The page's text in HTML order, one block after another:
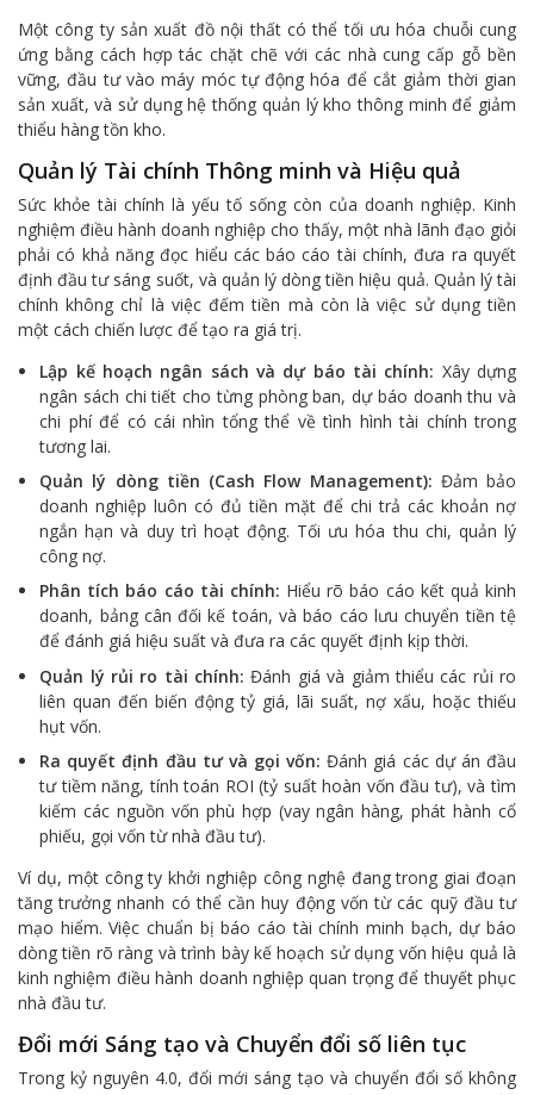
Một công ty sản xuất đồ nội thất có thể tối ưu hóa chuỗi cung
ứng bằng cách hợp tác chặt chẽ với các nhà cung cấp gỗ bền
vững, đầu tư vào máy móc tự động hóa để cắt giảm thời gian
sản xuất, và sử dụng hệ thống quản lý kho thông minh để giảm
thiểu hàng tồn kho.
Quản lý Tài chính Thông minh và Hiệu quả
Sức khỏe tài chính là yếu tố sống còn của doanh nghiệp. Kinh
nghiệm điều hành doanh nghiệp cho thấy, một nhà lãnh đạo giỏi
phải có khả năng đọc hiểu các báo cáo tài chính, đưa ra quyết
định đầu tư sáng suốt, và quản lý dòng tiền hiệu quả. Quản lý tài
chính không chỉ là việc đếm tiền mà còn là việc sử dụng tiền
một cách chiến lược để tạo ra giá trị.
Lập kế hoạch ngân sách và dự báo tài chính: Xây dựng
ngân sách chi tiết cho từng phòng ban, dự báo doanh thu và
chi phí để có cái nhìn tổng thể về tình hình tài chính trong
tương lai.
Quản lý dòng tiền (Cash Flow Management): Đảm bảo
doanh nghiệp luôn có đủ tiền mặt để chi trả các khoản nợ
ngắn hạn và duy trì hoạt động. Tối ưu hóa thu chi, quản lý
công nợ.
Phân tích báo cáo tài chính: Hiểu rõ báo cáo kết quả kinh
doanh, bảng cân đối kế toán, và báo cáo lưu chuyển tiền tệ
để đánh giá hiệu suất và đưa ra các quyết định kịp thời.
Quản lý rủi ro tài chính: Đánh giá và giảm thiểu các rủi ro
liên quan đến biến động tỷ giá, lãi suất, nợ xấu, hoặc thiếu
hụt vốn.
Ra quyết định đầu tư và gọi vốn: Đánh giá các dự án đầu
tư tiềm năng, tính toán ROI (tỷ suất hoàn vốn đầu tư), và tìm
kiếm các nguồn vốn phù hợp (vay ngân hàng, phát hành cổ
phiếu, gọi vốn từ nhà đầu tư).
Ví dụ, một công ty khởi nghiệp công nghệ đang trong giai đoạn
tăng trưởng nhanh có thể cần huy động vốn từ các quỹ đầu tư
mạo hiểm. Việc chuẩn bị báo cáo tài chính minh bạch, dự báo
dòng tiền rõ ràng và trình bày kế hoạch sử dụng vốn hiệu quả là
kinh nghiệm điều hành doanh nghiệp quan trọng để thuyết phục
nhà đầu tư.
Đổi mới Sáng tạo và Chuyển đổi số liên tục
Trong kỷ nguyên 4.0, đổi mới sáng tạo và chuyển đổi số không